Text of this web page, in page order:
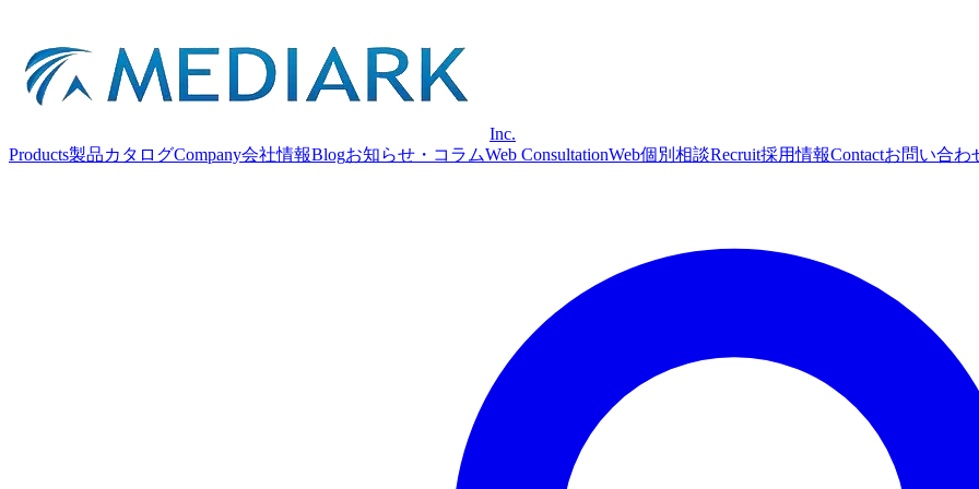
Inc.
Products製品カタログCompany会社情報Blogお知らせ・コラムWeb ConsultationWeb個別相談Recruit採用情報Contactお問い合わ